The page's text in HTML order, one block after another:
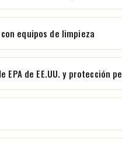
equipos de limpieza
EPA de EE.UU. y protección